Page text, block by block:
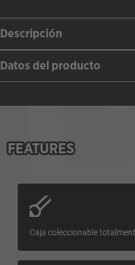
Descripción
Datos del producto
FEATURES
Caja coleccionable